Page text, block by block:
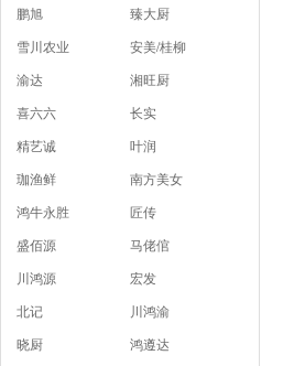
鹏旭
臻大厨
雪川农业
安美/桂柳
渝达
湘旺厨
喜六六
长实
精艺诚
叶润
珈渔鲜
南方美女
鸿牛永胜
匠传
盛佰源
马佬倌
川鸿源
宏发
北记
川鸿渝
晓厨
鸿遵达